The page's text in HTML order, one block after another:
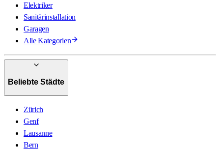
Elektriker
Sanitärinstallation
Garagen
Alle Kategorien
Beliebte Städte
Zürich
Genf
Lausanne
Bern